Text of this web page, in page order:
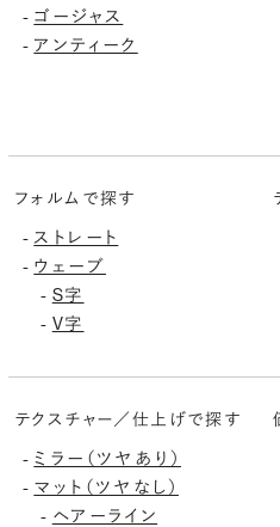
- ゴージャス
- アンティーク
フォルムで探す
- ストレート
- ウェーブ
- S字
- V字
テクスチャー／仕上げで探す
- ミラー（ツヤあり）
- マット（ツヤなし）
- ヘアーライン